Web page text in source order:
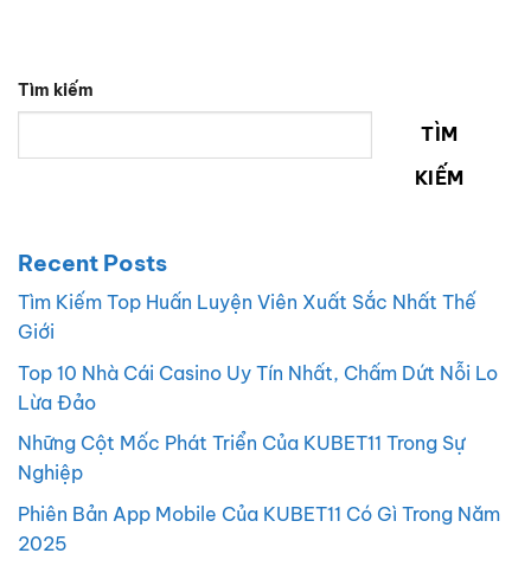
Tìm kiếm
TÌM
KIẾM
Recent Posts
Tìm Kiếm Top Huấn Luyện Viên Xuất Sắc Nhất Thế
Giới
Top 10 Nhà Cái Casino Uy Tín Nhất, Chấm Dứt Nỗi Lo
Lừa Đảo
Những Cột Mốc Phát Triển Của KUBET11 Trong Sự
Nghiệp
Phiên Bản App Mobile Của KUBET11 Có Gì Trong Năm
2025